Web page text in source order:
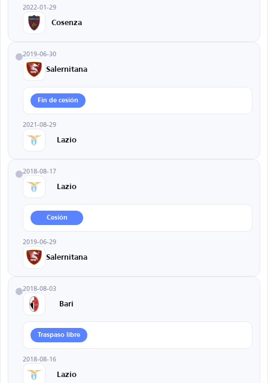
2022-01-29
Cosenza
2019-06-30
Salernitana
Fin de cesión
2021-08-29
Lazio
2018-08-17
Lazio
Cesión
2019-06-29
Salernitana
2018-08-03
Bari
Traspaso libre
2018-08-16
Lazio